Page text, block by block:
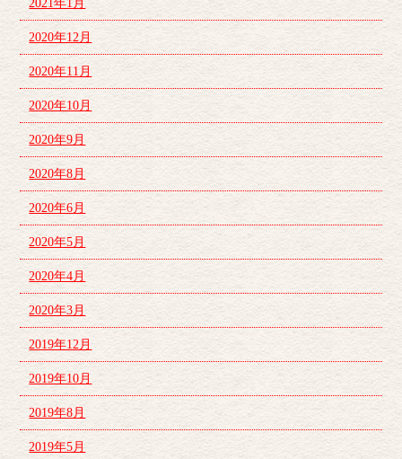
2021年1月
2020年12月
2020年11月
2020年10月
2020年9月
2020年8月
2020年6月
2020年5月
2020年4月
2020年3月
2019年12月
2019年10月
2019年8月
2019年5月